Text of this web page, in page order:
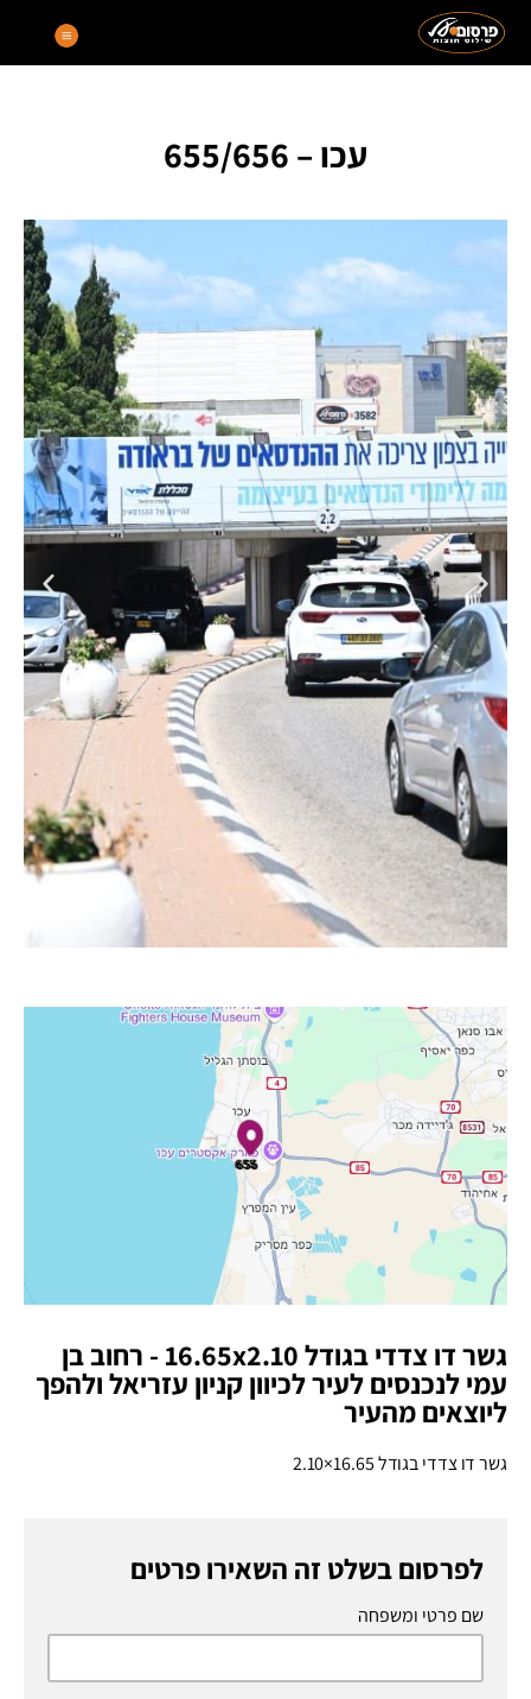
עכו – 655/656
גשר דו צדדי בגודל 16.65x2.10 - רחוב בן
עמי לנכנסים לעיר לכיוון קניון עזריאל ולהפך
ליוצאים מהעיר
גשר דו צדדי בגודל 16.65×2.10
לפרסום בשלט זה השאירו פרטים
שם פרטי ומשפחה